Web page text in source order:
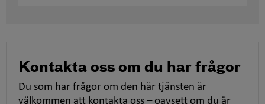
Kontakta oss om du har frågor
Du som har frågor om den här tjänsten är
välkommen att kontakta oss – oavsett om du är